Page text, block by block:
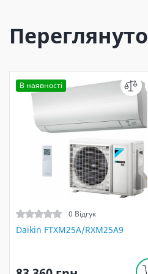
Переглянуто
В наявності
0 Відгук
Daikin FTXM25A/RXM25A9